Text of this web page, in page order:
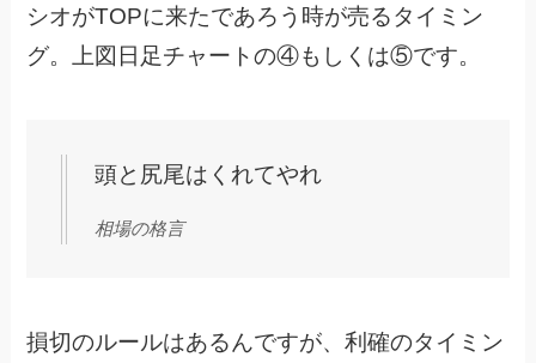
シオがTOPに来たであろう時が売るタイミン
グ。上図日足チャートの④もしくは⑤です。
頭と尻尾はくれてやれ
相場の格言
損切のルールはあるんですが、利確のタイミン